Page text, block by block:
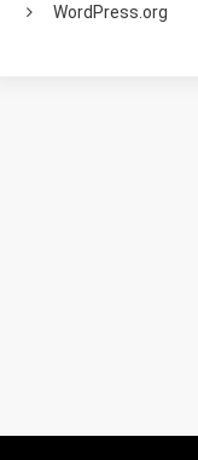
WordPress.org